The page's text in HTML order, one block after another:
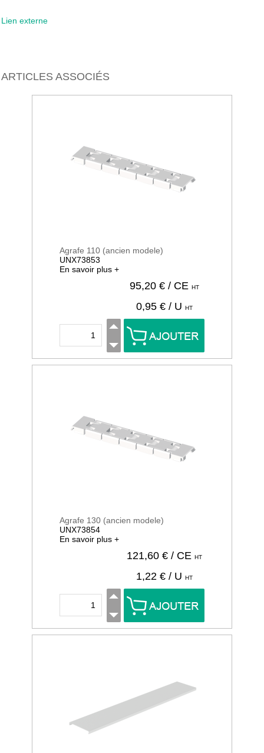
Lien externe
ARTICLES ASSOCIÉS
Agrafe 110 (ancien modele)
UNX73853
En savoir plus +
95,20 € / CE HT
0,95 € / U HT
Agrafe 130 (ancien modele)
UNX73854
En savoir plus +
121,60 € / CE HT
1,22 € / U HT